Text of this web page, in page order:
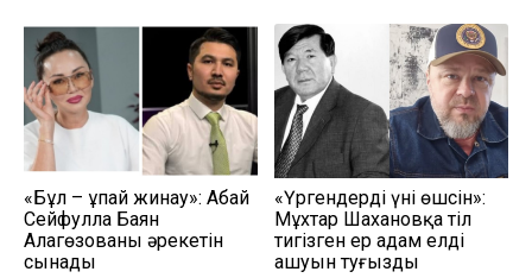
«Бұл – ұпай жинау»: Абай
Сейфулла Баян
Алагөзованың әрекетін
сынады
«Үргендердің үні өшсін»:
Мұхтар Шахановқа тіл
тигізген ер адам елдің
ашуын туғызды